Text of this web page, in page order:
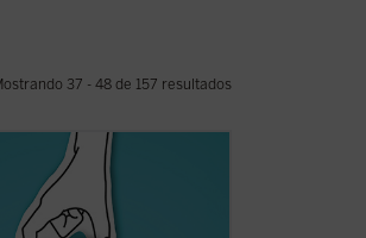
37 - 48 de 157 resultados
del género se ha abierto una
que separa a padres e
y abuelos. No hay quien se
y se escuche. En las familias es